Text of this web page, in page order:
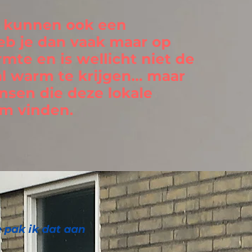
ook een
je dan vaak maar op
en is wellicht niet de
warm te krijgen… maar
die deze lokale
vinden.
pak ik dat aan